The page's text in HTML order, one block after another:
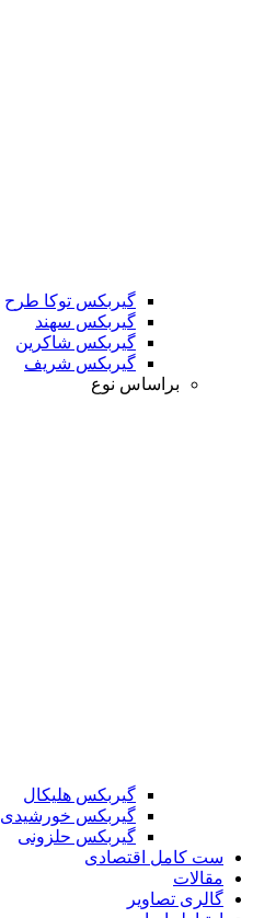
گیربکس توکا طرح
گیربکس سهند
گیربکس شاکرین
گیربکس شریف
براساس نوع
گیربکس هلیکال
گیربکس خورشیدی
گیربکس حلزونی
ست کامل اقتصادی
مقالات
گالری تصاویر